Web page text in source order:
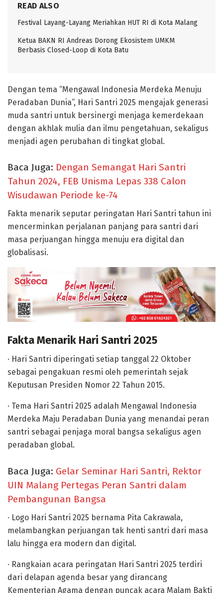
READ ALSO
Festival Layang-Layang Meriahkan HUT RI di Kota Malang
Ketua BAKN RI Andreas Dorong Ekosistem UMKM
Berbasis Closed-Loop di Kota Batu
Dengan tema “Mengawal Indonesia Merdeka Menuju
Peradaban Dunia”, Hari Santri 2025 mengajak generasi
muda santri untuk bersinergi menjaga kemerdekaan
dengan akhlak mulia dan ilmu pengetahuan, sekaligus
menjadi agen perubahan di tingkat global.
Baca Juga: Dengan Semangat Hari Santri
Tahun 2024, FEB Unisma Lepas 338 Calon
Wisudawan Periode ke-74
Fakta menarik seputar peringatan Hari Santri tahun ini
mencerminkan perjalanan panjang para santri dari
masa perjuangan hingga menuju era digital dan
globalisasi.
Fakta Menarik Hari Santri 2025
· Hari Santri diperingati setiap tanggal 22 Oktober
sebagai pengakuan resmi oleh pemerintah sejak
Keputusan Presiden Nomor 22 Tahun 2015.
· Tema Hari Santri 2025 adalah Mengawal Indonesia
Merdeka Maju Peradaban Dunia yang menandai peran
santri sebagai penjaga moral bangsa sekaligus agen
peradaban global.
Baca Juga: Gelar Seminar Hari Santri, Rektor
UIN Malang Pertegas Peran Santri dalam
Pembangunan Bangsa
· Logo Hari Santri 2025 bernama Pita Cakrawala,
melambangkan perjuangan tak henti santri dari masa
lalu hingga era modern dan digital.
· Rangkaian acara peringatan Hari Santri 2025 terdiri
dari delapan agenda besar yang dirancang
Kementerian Agama dengan puncak acara Malam Bakti